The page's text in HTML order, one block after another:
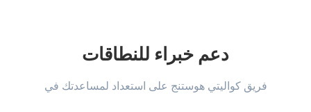
دعم خبراء للنطاقات
فريق كواليتي هوستنج على استعداد لمساعدتك في